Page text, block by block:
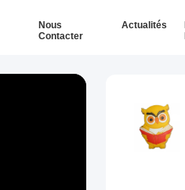
Nous
Contacter
Actualités